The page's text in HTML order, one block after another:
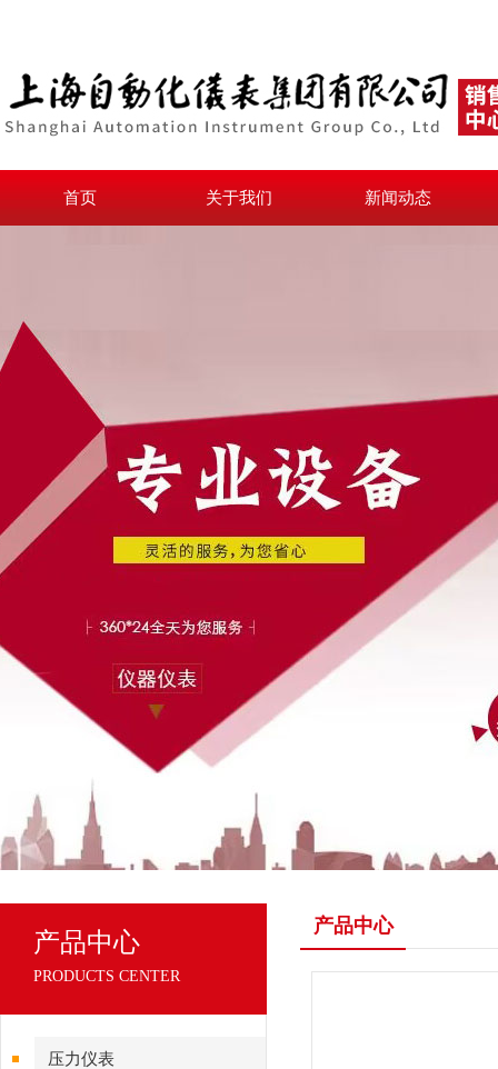
首页 关于我们 新闻动态
产品中心
PRODUCTS CENTER
压力仪表
产品中心